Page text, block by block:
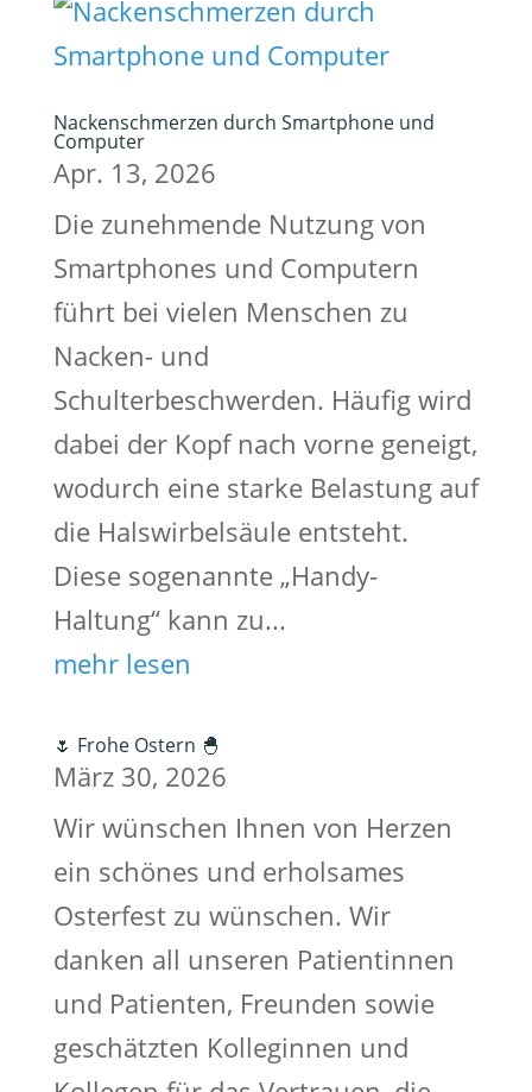
Nackenschmerzen durch Smartphone und
Computer
Apr. 13, 2026
Die zunehmende Nutzung von
Smartphones und Computern
führt bei vielen Menschen zu
Nacken- und
Schulterbeschwerden. Häufig wird
dabei der Kopf nach vorne geneigt,
wodurch eine starke Belastung auf
die Halswirbelsäule entsteht.
Diese sogenannte „Handy-
Haltung“ kann zu...
mehr lesen
🌷 Frohe Ostern 🐣
März 30, 2026
Wir wünschen Ihnen von Herzen
ein schönes und erholsames
Osterfest zu wünschen. Wir
danken all unseren Patientinnen
und Patienten, Freunden sowie
geschätzten Kolleginnen und